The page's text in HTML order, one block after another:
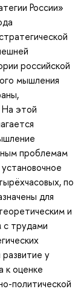
России»
российской
мышления
На этой
проблемам
по
для
и
с трудами
у
к оценке
политической